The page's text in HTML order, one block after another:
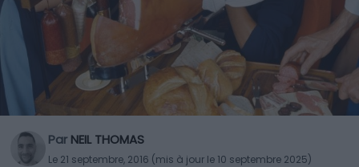
Par NEIL THOMAS
Le 21 septembre, 2016 (mis à jour le 10 septembre 2025)